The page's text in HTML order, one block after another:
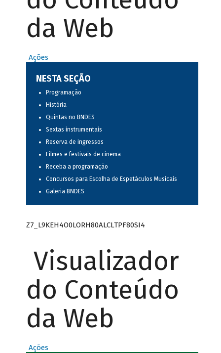
da Web
Ações
NESTA SEÇÃO
Programação
História
Quintas no BNDES
Sextas instrumentais
Reserva de ingressos
Filmes e festivais de cinema
Receba a programação
Concursos para Escolha de Espetáculos Musicais
Galeria BNDES
Z7_L9KEH4O0LORH80ALCLTPF80SI4
Visualizador
do Conteúdo
da Web
Ações